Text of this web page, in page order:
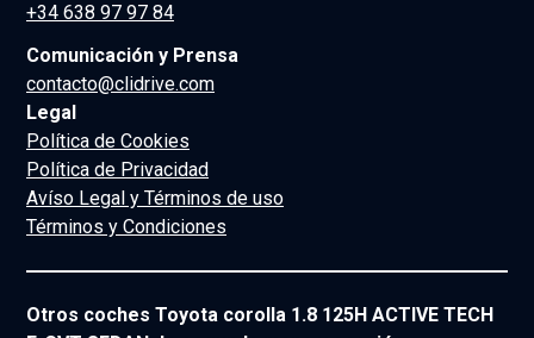
+34 638 97 97 84
Comunicación y Prensa
contacto@clidrive.com
Legal
Política de Cookies
Política de Privacidad
Avíso Legal y Términos de uso
Términos y Condiciones
Otros coches Toyota corolla 1.8 125H ACTIVE TECH